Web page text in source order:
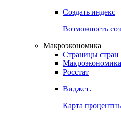
Создать индекс
Возможность
Макроэкономика
Страницы стран
Макроэкономика
Росстат
Виджет:
Карта